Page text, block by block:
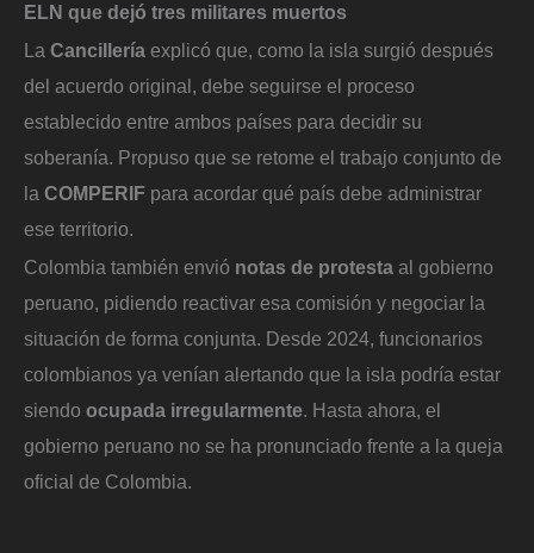
ELN que dejó tres militares muertos
La Cancillería explicó que, como la isla surgió después
del acuerdo original, debe seguirse el proceso
establecido entre ambos países para decidir su
soberanía. Propuso que se retome el trabajo conjunto de
la COMPERIF para acordar qué país debe administrar
ese territorio.
Colombia también envió notas de protesta al gobierno
peruano, pidiendo reactivar esa comisión y negociar la
situación de forma conjunta. Desde 2024, funcionarios
colombianos ya venían alertando que la isla podría estar
siendo ocupada irregularmente. Hasta ahora, el
gobierno peruano no se ha pronunciado frente a la queja
oficial de Colombia.